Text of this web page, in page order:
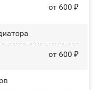
от 600 ₽
от 600 ₽